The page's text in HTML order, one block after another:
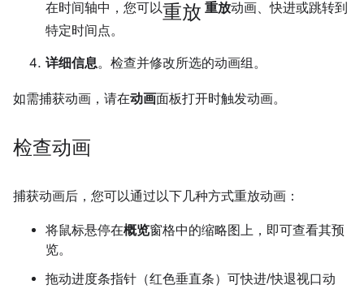
在时间轴中，您可以重放 重放动画、快进或跳转到
特定时间点。
详细信息。检查并修改所选的动画组。
如需捕获动画，请在动画面板打开时触发动画。
检查动画
捕获动画后，您可以通过以下几种方式重放动画：
将鼠标悬停在概览窗格中的缩略图上，即可查看其预
览。
拖动进度条指针（红色垂直条）可快进/快退视口动